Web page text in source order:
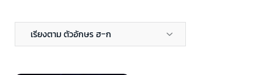
เรียงตาม ตัวอักษร ฮ-ก